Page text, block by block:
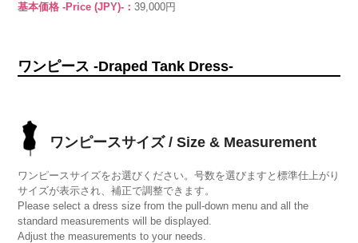
基本価格 -Price (JPY)-：39,000円
ワンピース -Draped Tank Dress-
ワンピースサイズ / Size & Measurement
ワンピースサイズをお選びください。号数を選びますと標準仕上がり
サイズが表示され、補正で調整できます。
Please select a dress size from the pull-down menu and all the
standard measurements will be displayed.
Adjust the measurements to your needs.